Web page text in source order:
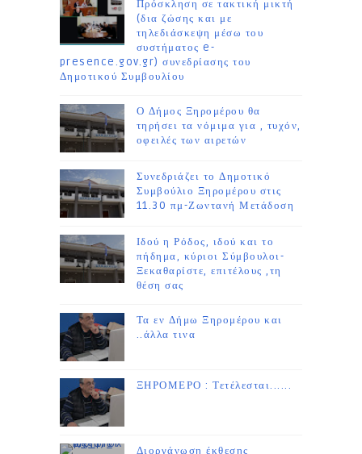
Πρόσκληση σε τακτική μικτή
(δια ζώσης και με
τηλεδιάσκεψη μέσω του
συστήματος e-
presence.gov.gr) συνεδρίασης του
Δημοτικού Συμβουλίου
Ο Δήμος Ξηρομέρου θα
τηρήσει τα νόμιμα για , τυχόν,
οφειλές των αιρετών
Συνεδριάζει το Δημοτικό
Συμβούλιο Ξηρομέρου στις
11.30 πμ-Ζωντανή Μετάδοση
Ιδού η Ρόδος, ιδού και το
πήδημα, κύριοι Σύμβουλοι-
Ξεκαθαρίστε, επιτέλους ,τη
θέση σας
Τα εν Δήμω Ξηρομέρου και
..άλλα τινα
ΞΗΡΟΜΕΡΟ : Τετέλεσται......
Διοργάνωση έκθεσης